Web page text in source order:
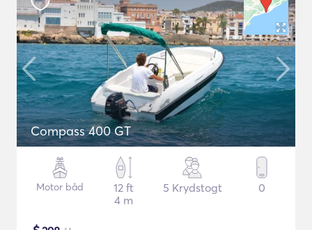
Compass 400 GT
Motor båd
12 ft
4 m
5 Krydstogt 0